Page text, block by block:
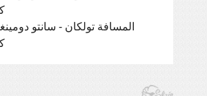
المسافة تولكان - سانتو